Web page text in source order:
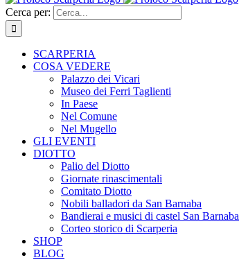
Cerca per:
SCARPERIA
COSA VEDERE
Palazzo dei Vicari
Museo dei Ferri Taglienti
In Paese
Nel Comune
Nel Mugello
GLI EVENTI
DIOTTO
Palio del Diotto
Giornate rinascimentali
Comitato Diotto
Nobili balladori da San Barnaba
Bandierai e musici di castel San Barnaba
Corteo storico di Scarperia
SHOP
BLOG